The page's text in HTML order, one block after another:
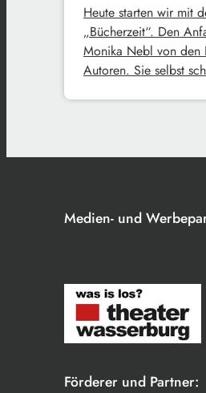
Heute starten wir mit
„Bücherzeit“. Den
Monika Nebl von den
Autoren. Sie selbst
Medien- und
Förderer und Partner: